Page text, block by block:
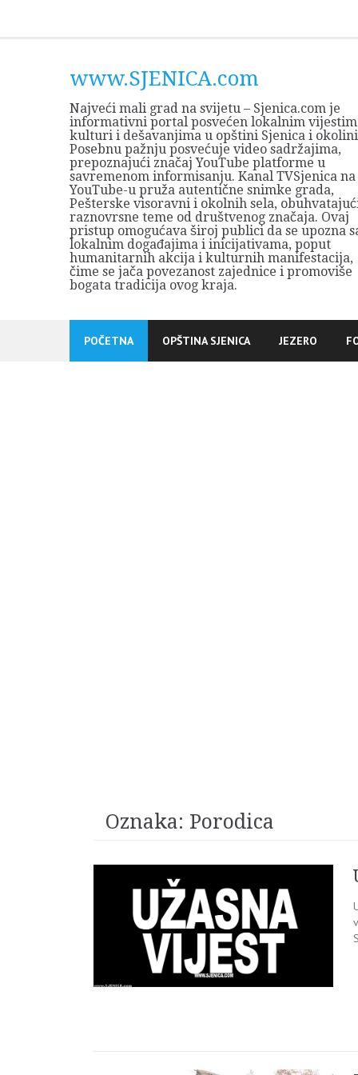
www.SJENICA.com
Najveći mali grad na svijetu – Sjenica.com je
informativni portal posvećen lokalnim
kulturi i dešavanjima u opštini Sjenica i
Posebnu pažnju posvećuje video sadržajima,
prepoznajući značaj YouTube platforme u
savremenom informisanju. Kanal TVSjenica na
YouTube-u pruža autentične snimke grada,
Pešterske visoravni i okolnih sela,
raznovrsne teme od društvenog značaja. Ovaj
pristup omogućava široj publici da se upozna
lokalnim događajima i inicijativama, poput
humanitarnih akcija i kulturnih manifestacija,
čime se jača povezanost zajednice i promoviše
bogata tradicija ovog kraja.
POČETNA OPŠTINA SJENICA JEZERO
Oznaka: Porodica